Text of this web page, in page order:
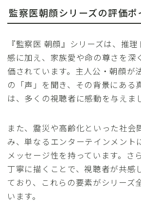
監察医朝顔シリーズの評価ポ
『監察医 朝顔』シリーズは、推
感に加え、家族愛や命の尊さを深
価されています。主人公・朝顔が
の「声」を聞き、その背景にある
は、多くの視聴者に感動を与えま
また、震災や高齢化といった社会
み、単なるエンターテインメント
メッセージ性を持っています。さ
丁寧に描くことで、視聴者が共感
ており、これらの要素がシリーズ
います。